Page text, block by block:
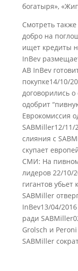
богатыря»,
Смотреть
добро на
ищет кредиты
InBev
AB InBev
покупке14/10/
договорились
одобрит
Еврокомиссия
SABMiller12/11/
слияния с
скупает
СМИ: На пивном
лидеров 22/10/
гигантов
SABMiller
InBev13/04/
ради
Grolsch и
SABMiller